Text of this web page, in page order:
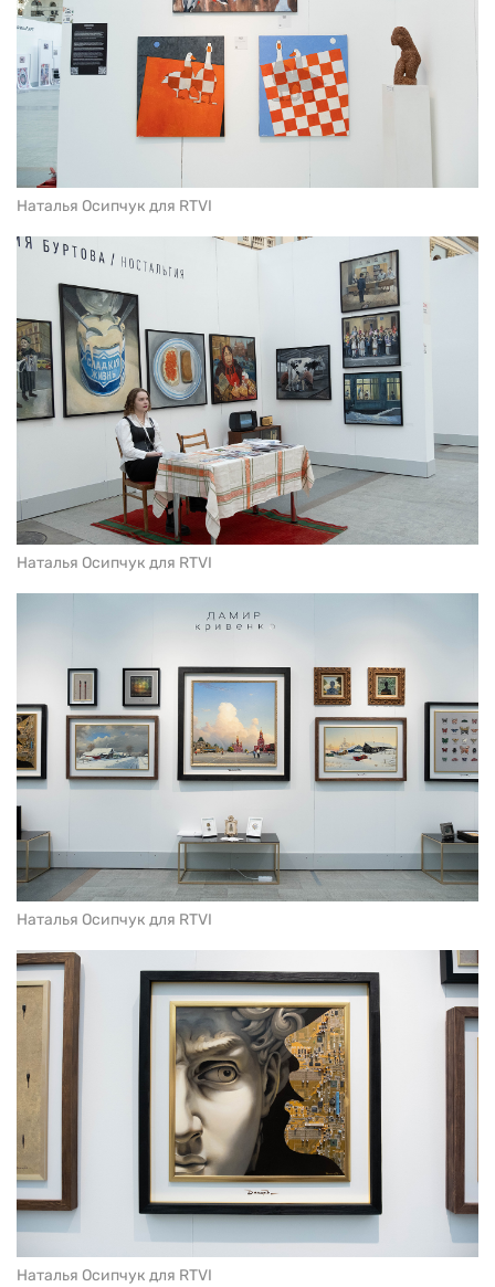
Наталья Осипчук для RTVI
Наталья Осипчук для RTVI
Наталья Осипчук для RTVI
Наталья Осипчук для RTVI